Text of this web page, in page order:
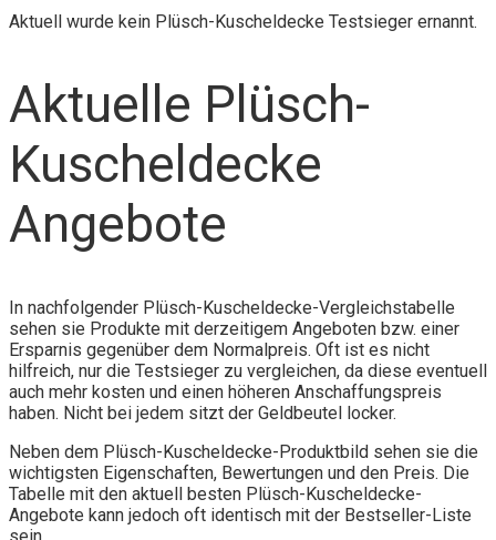
Aktuell wurde kein Plüsch-Kuscheldecke Testsieger ernannt.
Aktuelle Plüsch-
Kuscheldecke
Angebote
In nachfolgender Plüsch-Kuscheldecke-Vergleichstabelle
sehen sie Produkte mit derzeitigem Angeboten bzw. einer
Ersparnis gegenüber dem Normalpreis. Oft ist es nicht
hilfreich, nur die Testsieger zu vergleichen, da diese eventuell
auch mehr kosten und einen höheren Anschaffungspreis
haben. Nicht bei jedem sitzt der Geldbeutel locker.
Neben dem Plüsch-Kuscheldecke-Produktbild sehen sie die
wichtigsten Eigenschaften, Bewertungen und den Preis. Die
Tabelle mit den aktuell besten Plüsch-Kuscheldecke-
Angebote kann jedoch oft identisch mit der Bestseller-Liste
sein.